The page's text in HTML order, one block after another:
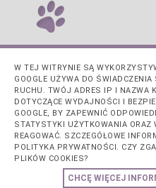
Obsługiwane
W TEJ WITRYNIE SĄ
GOOGLE UŻYWA DO
RUCHU. TWÓJ ADRES IP I NAZWA
DOTYCZĄCE WYDAJNOŚCI I
GOOGLE, BY ZAPEWNIĆ
STATYSTYKI UŻYTKOWANIA ORAZ
REAGOWAĆ. SZCZEGÓŁOWE
POLITYKA PRYWATNOŚCI. CZY
PLIKÓW COOKIES?
CHCĘ WIĘCEJ